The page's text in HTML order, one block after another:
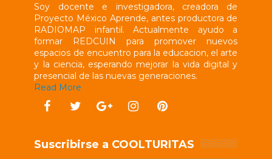
Soy docente e investigadora, creadora de
Proyecto México Aprende, antes productora de
RADIOMAP infantil. Actualmente ayudo a
formar REDCUIN para promover nuevos
espacios de encuentro para la educacion, el arte
y la ciencia, esperando mejorar la vida digital y
presencial de las nuevas generaciones.
Read More
Suscribirse a COOLTURITAS